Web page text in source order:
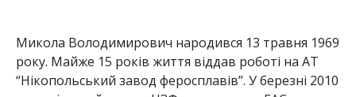
Микола Володимирович народився 13 травня 1969
року. Майже 15 років життя віддав роботі на АТ
“Нікопольський завод феросплавів”. У березні 2010